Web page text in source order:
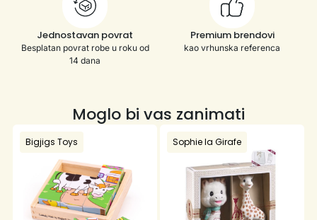
Jednostavan povrat
Besplatan povrat robe u roku od
14 dana
Premium brendovi
kao vrhunska referenca
Moglo bi vas zanimati
Bigjigs Toys Sophie la Girafe